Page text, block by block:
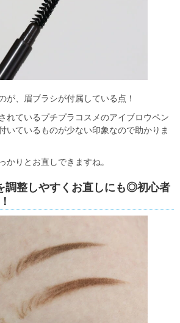
が、眉ブラシが付属している点！
れているプチプラコスメのアイブロウペン
いているものが少ない印象なので助かりま
かりとお直しできますね。
調整しやすくお直しにも◎初心者